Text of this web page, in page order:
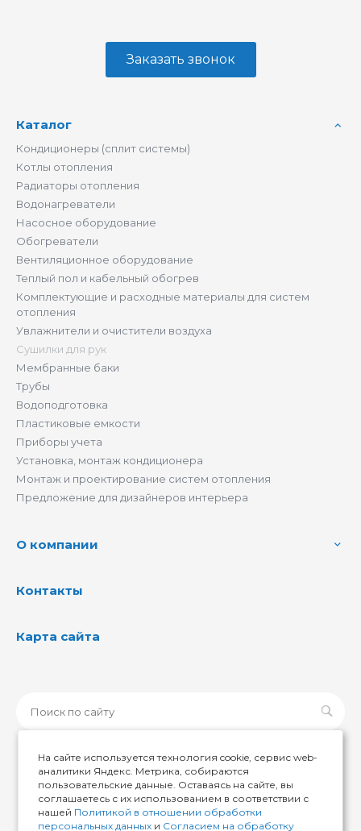
Заказать звонок
Каталог
Кондиционеры (сплит системы)
Котлы отопления
Радиаторы отопления
Водонагреватели
Насосное оборудование
Обогреватели
Вентиляционное оборудование
Теплый пол и кабельный обогрев
Комплектующие и расходные материалы для систем
отопления
Увлажнители и очистители воздуха
Сушилки для рук
Мембранные баки
Трубы
Водоподготовка
Пластиковые емкости
Приборы учета
Установка, монтаж кондиционера
Монтаж и проектирование систем отопления
Предложение для дизайнеров интерьера
О компании
Контакты
Карта сайта
© 2026 ИМИР174, Все права защищены
На сайте используется технология cookie, сервис web-
аналитики Яндекс. Метрика, собираются
пользовательские данные. Оставаясь на сайте, вы
соглашаетесь с их использованием в соответствии с
нашей Политикой в отношении обработки
персональных данных и Согласием на обработку